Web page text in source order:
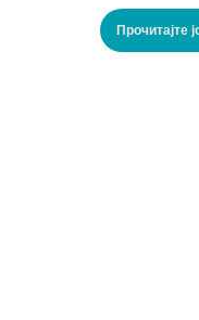
Прочитајте